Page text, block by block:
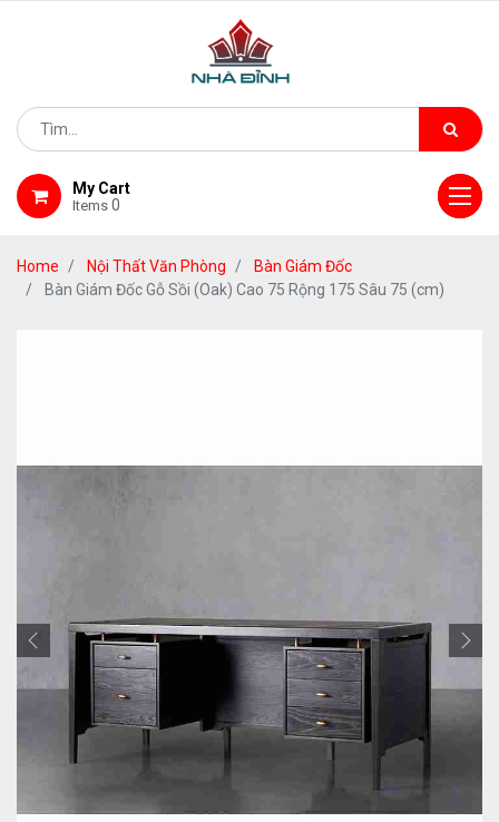
My Cart
Items 0
Home Nội Thất Văn Phòng
Bàn Giám Đốc
Bàn Giám Đốc Gỗ Sồi (Oak) Cao 75 Rộng 175 Sâu 75 (cm)